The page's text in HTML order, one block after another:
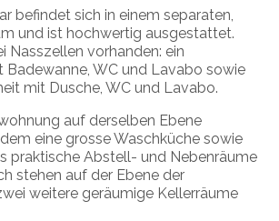
befindet sich in einem separaten,
und ist hochwertig ausgestattet.
Nasszellen vorhanden: ein
Badewanne, WC und Lavabo sowie
mit Dusche, WC und Lavabo.
auf derselben Ebene
eine grosse Waschküche sowie
praktische Abstell- und Nebenräume
stehen auf der Ebene der
weitere geräumige Kellerräume